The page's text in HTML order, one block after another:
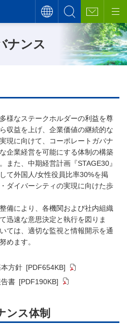
ナンス
様なステークホルダーの利益を尊
収益を上げ、企業価値の継続的な
現に向けて、コーポレートガバナ
企業経営を可能にする体制の構築
また、中期経営計画『STAGE30』
て外国人/女性役員比率30%を掲
ダイバーシティの実現に向けた歩
備により、各機関および社内組織
迅速な意思決定と執行を図りま
ては、適切な監視と情報開示を通
めます。
方針 [PDF654KB]
書 [PDF190KB]
ンス体制